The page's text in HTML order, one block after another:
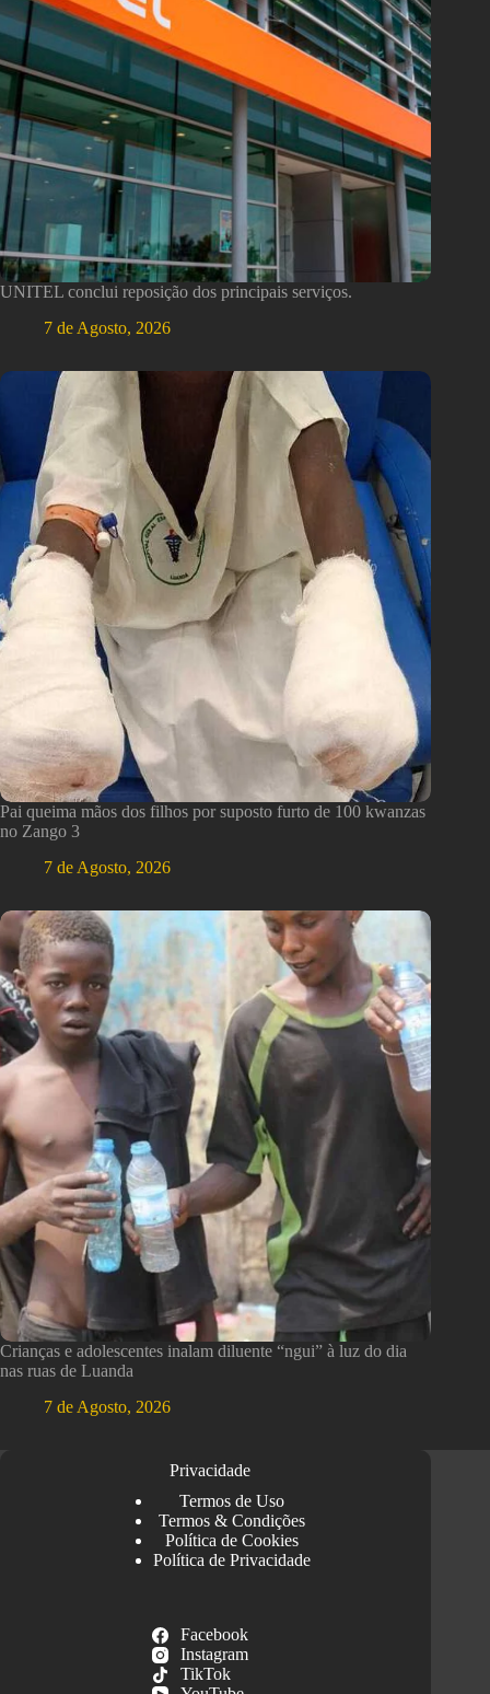
UNITEL conclui reposição dos principais serviços.
7 de Agosto, 2026
Pai queima mãos dos filhos por suposto furto de 100 kwanzas
no Zango 3
7 de Agosto, 2026
Crianças e adolescentes inalam diluente “ngui” à luz do dia
nas ruas de Luanda
7 de Agosto, 2026
Privacidade
Termos de Uso
Termos & Condições
Política de Cookies
Política de Privacidade
Facebook
Instagram
TikTok